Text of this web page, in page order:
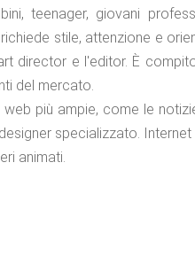
teenager, giovani
stile, attenzione e
director e l'editor. È
del mercato.
più ampie, come le
specializzato.
animati.